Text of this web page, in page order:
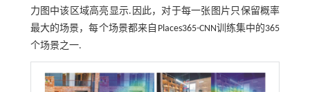
力图中该区域高亮显示.因此，对于每一张图片只保留概率
最大的场景，每个场景都来自Places365-CNN训练集中的365
个场景之一.